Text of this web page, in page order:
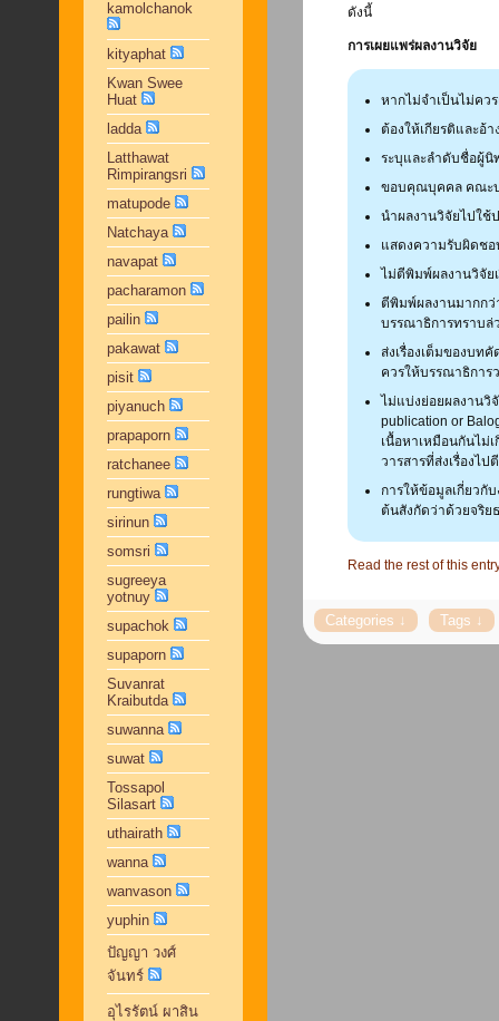
kamolchanok
kityaphat
Kwan Swee
Huat
ladda
Latthawat
Rimpirangsri
matupode
Natchaya
navapat
pacharamon
pailin
pakawat
pisit
piyanuch
prapaporn
ratchanee
rungtiwa
sirinun
somsri
sugreeya
yotnuy
supachok
supaporn
Suvanrat
Kraibutda
suwanna
suwat
Tossapol
Silasart
uthairath
wanna
wanvason
yuphin
ปัญญา วงศ์
จันทร์
อุไรรัตน์ ผาสิน
ดังนี้
การเผยแพร่ผลงานวิจัย
หากไม่จำเป็นไม่คว
ต้องให้เกียรติและอ้
ระบุและลำดับชื่อผู้นิ
ขอบคุณบุคคล คณะบุ
นำผลงานวิจัยไปใช้
แสดงความรับผิดชอ
ไม่ตีพิมพ์ผลงานวิจัย
ตีพิมพ์ผลงานมากกว่
บรรณาธิการทราบล่
ส่งเรื่องเต็มของบท
ควรให้บรรณาธิการ
ไม่แบ่งย่อยผลงานวิ
publication or
เนื้อหาเหมือนกันไม่
วารสารที่ส่งเรื่องไ
การให้ข้อมูลเกี่ยวกั
ต้นสังกัดว่าด้วยจริ
Read the rest of this